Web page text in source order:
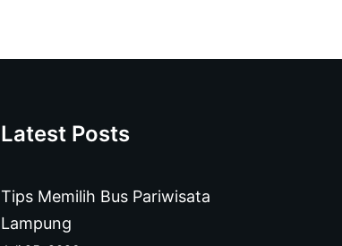
Latest Posts
Tips Memilih Bus Pariwisata
Lampung